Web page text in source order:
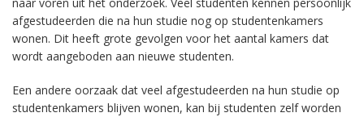
afgestudeerden die na hun studie nog op studentenkamers
wonen. Dit heeft grote gevolgen voor het aantal kamers dat
wordt aangeboden aan nieuwe studenten.
Een andere oorzaak dat veel afgestudeerden na hun studie op
studentenkamers blijven wonen, kan bij studenten zelf worden